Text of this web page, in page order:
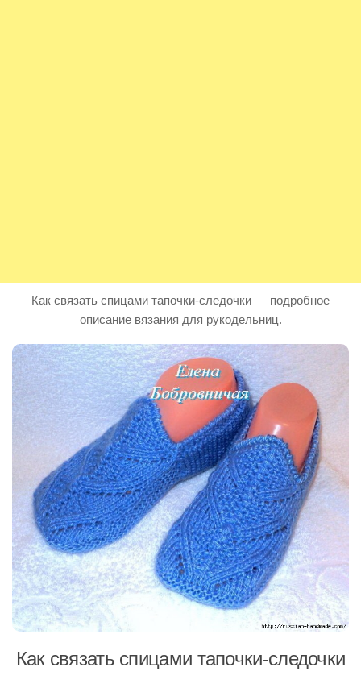
Как связать спицами тапочки-следочки — подробное
описание вязания для рукодельниц.
Как связать спицами тапочки-следочки